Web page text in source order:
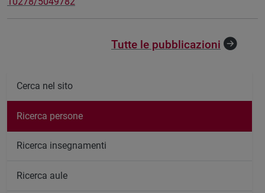
Tutte le pubblicazioni
Cerca nel sito
Ricerca persone
Ricerca insegnamenti
Ricerca aule